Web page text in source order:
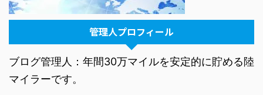
管理人プロフィール
ブログ管理人：年間30万マイルを安定的に貯める陸
マイラーです。